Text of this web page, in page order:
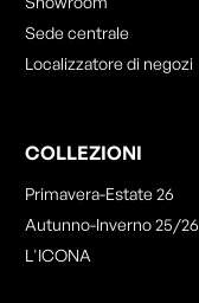
Sede centrale
Localizzatore di negozi
COLLEZIONI
Primavera-Estate 26
Autunno-Inverno 25/26
L'ICONA